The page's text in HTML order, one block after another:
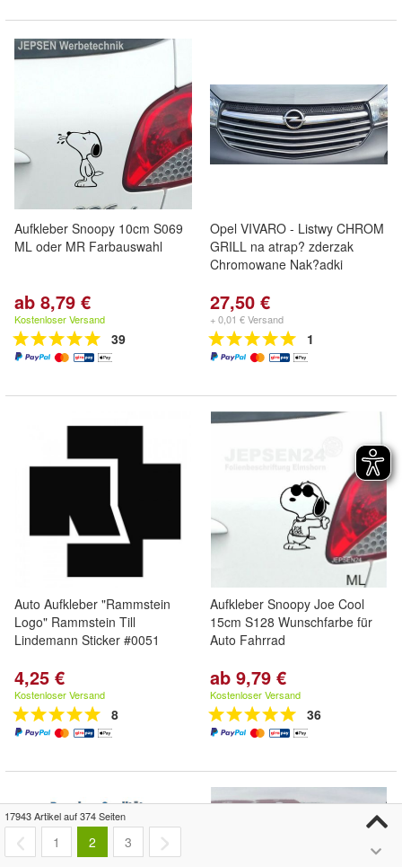
Aufkleber Snoopy 10cm S069
ML oder MR Farbauswahl
ab 8,79 €
Kostenloser Versand
39
Opel VIVARO - Listwy CHROM
GRILL na atrap? zderzak
Chromowane Nak?adki
27,50 €
+ 0,01 € Versand
1
Auto Aufkleber "Rammstein
Logo" Rammstein Till
Lindemann Sticker #0051
4,25 €
Kostenloser Versand
8
Aufkleber Snoopy Joe Cool
15cm S128 Wunschfarbe für
Auto Fahrrad
ab 9,79 €
Kostenloser Versand
36
17943 Artikel auf 374 Seiten
1 2 3